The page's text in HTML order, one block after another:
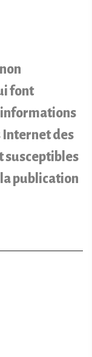
font
informations
Internet des
susceptibles
publication